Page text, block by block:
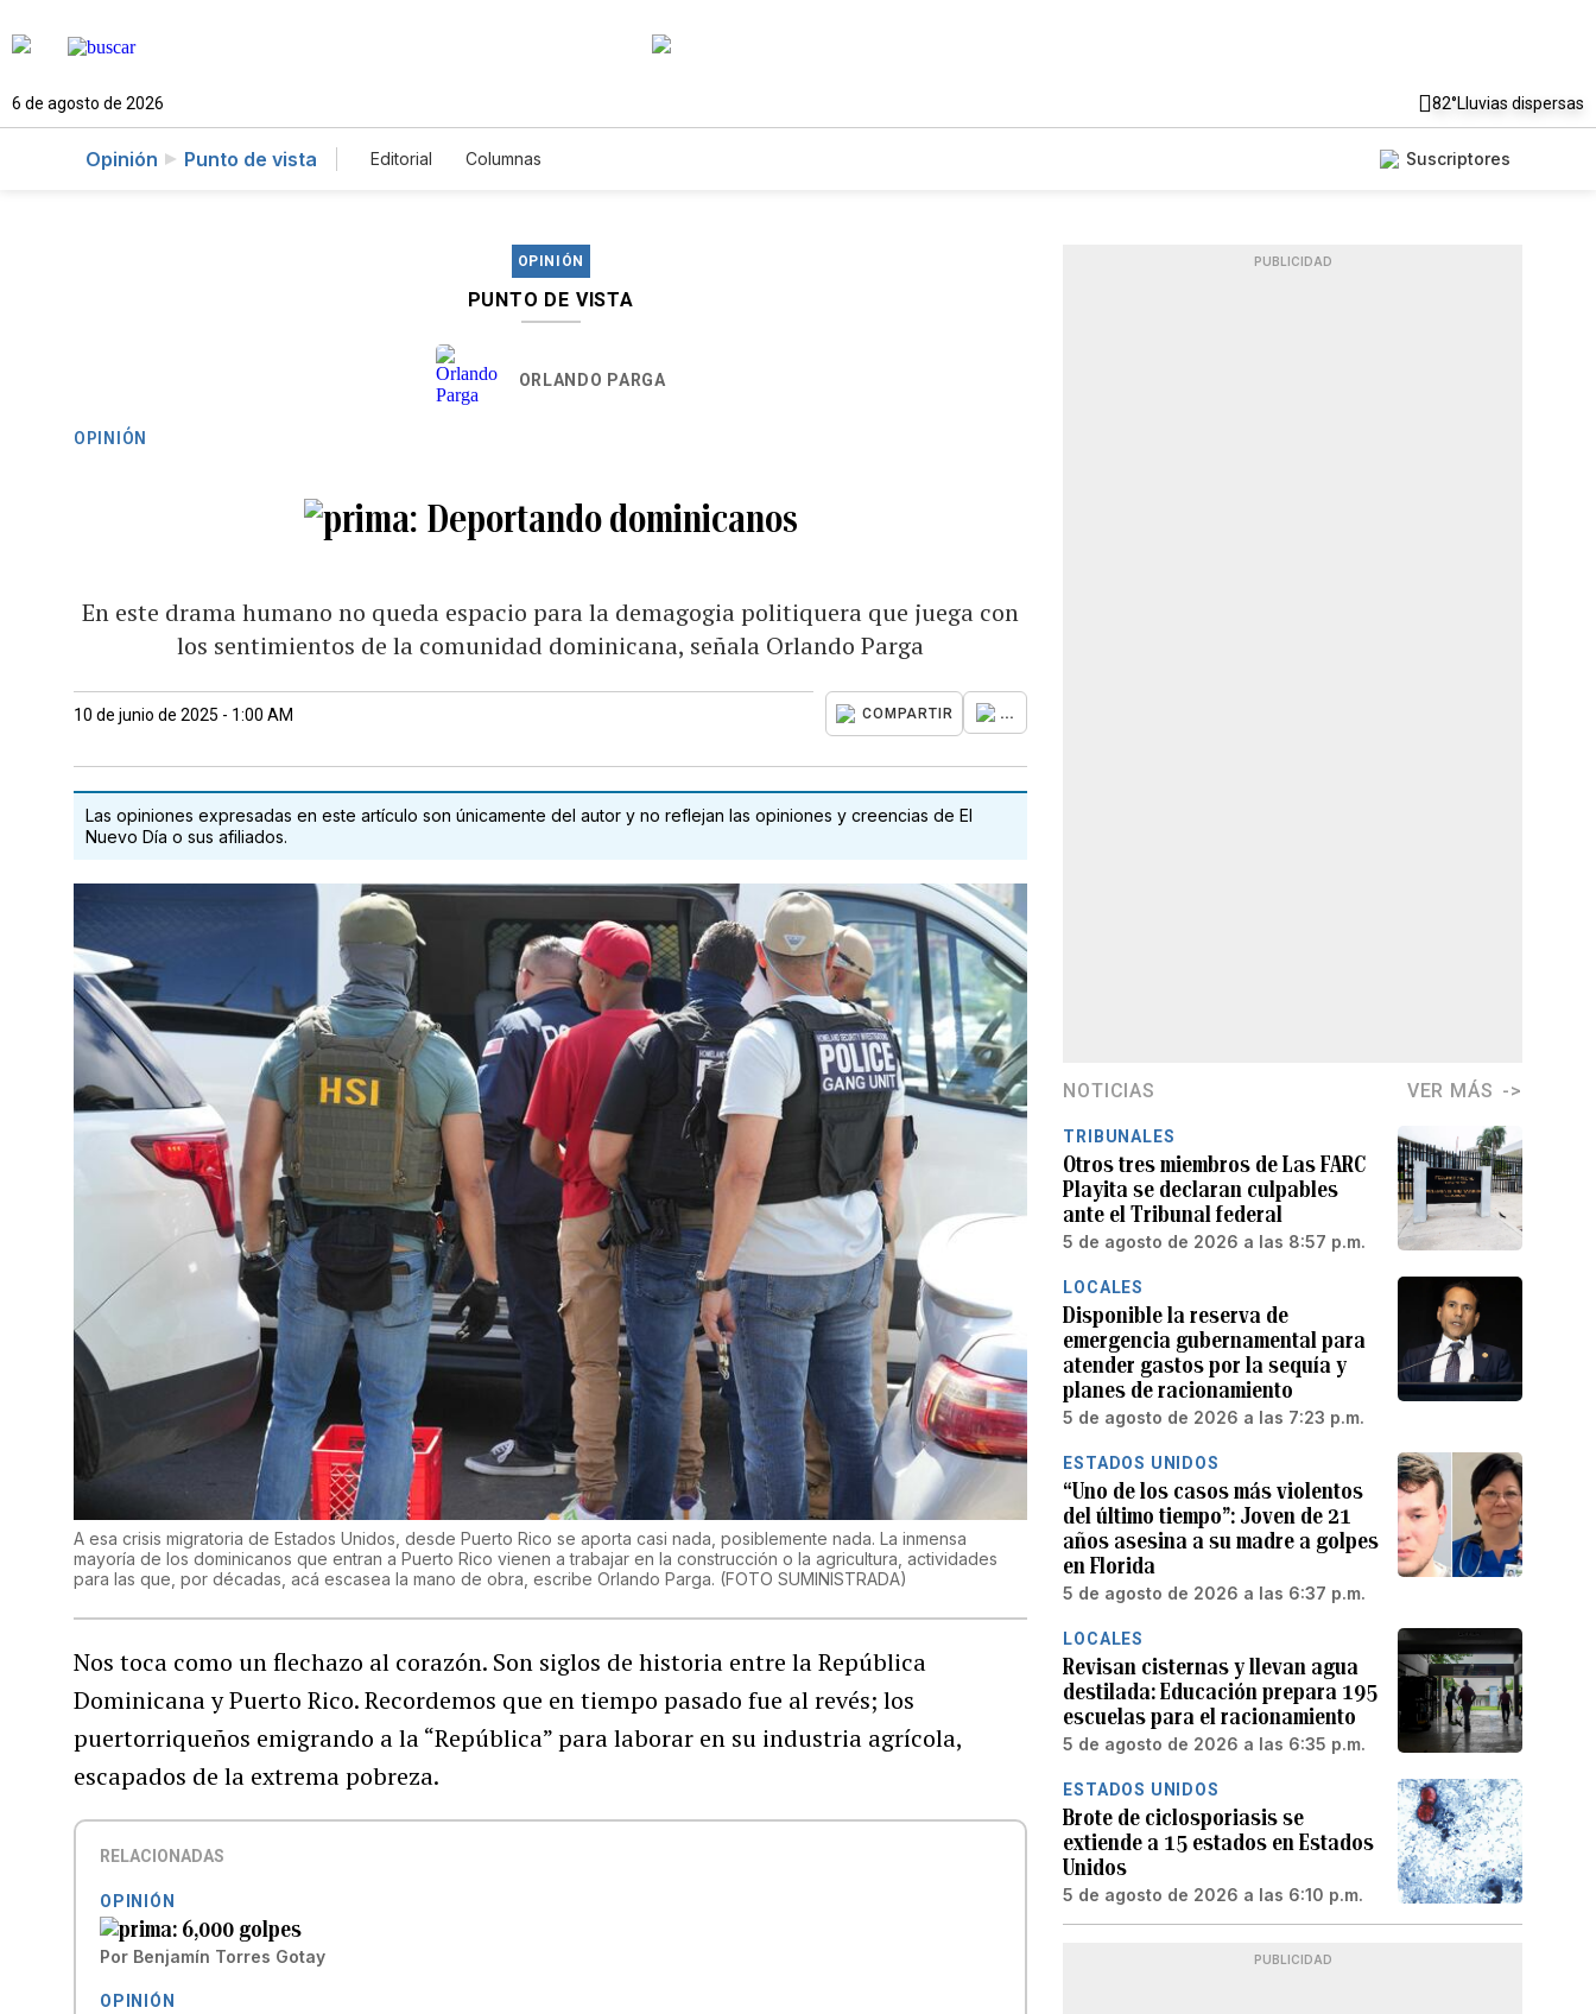
6 de agosto de 2026 82°Lluvias dispersas
Opinión Punto de vista Editorial Columnas Suscriptores
OPINIÓN
PUNTO DE VISTA
ORLANDO PARGA
OPINIÓN
Deportando dominicanos
En este drama humano no queda espacio para la demagogia politiquera que juega con
los sentimientos de la comunidad dominicana, señala Orlando Parga
10 de junio de 2025 - 1:00 AM COMPARTIR ...
Las opiniones expresadas en este artículo son únicamente del autor y no reflejan las opiniones y creencias de El
Nuevo Día o sus afiliados.
A esa crisis migratoria de Estados Unidos, desde Puerto Rico se aporta casi nada, posiblemente nada. La inmensa
mayoría de los dominicanos que entran a Puerto Rico vienen a trabajar en la construcción o la agricultura, actividades
para las que, por décadas, acá escasea la mano de obra, escribe Orlando Parga. (FOTO SUMINISTRADA)
Nos toca como un flechazo al corazón. Son siglos de historia entre la República
Dominicana y Puerto Rico. Recordemos que en tiempo pasado fue al revés; los
puertorriqueños emigrando a la “República” para laborar en su industria agrícola,
escapados de la extrema pobreza.
RELACIONADAS
OPINIÓN
6,000 golpes
Por Benjamín Torres Gotay
OPINIÓN
PUBLICIDAD
NOTICIAS VER MÁS
TRIBUNALES
Otros tres miembros de Las FARC
Playita se declaran culpables
ante el Tribunal federal
5 de agosto de 2026 a las 8:57 p.m.
LOCALES
Disponible la reserva de
emergencia gubernamental para
atender gastos por la sequía y
planes de racionamiento
5 de agosto de 2026 a las 7:23 p.m.
ESTADOS UNIDOS
“Uno de los casos más violentos
del último tiempo”: Joven de 21
años asesina a su madre a golpes
en Florida
5 de agosto de 2026 a las 6:37 p.m.
LOCALES
Revisan cisternas y llevan agua
destilada: Educación prepara 195
escuelas para el racionamiento
5 de agosto de 2026 a las 6:35 p.m.
ESTADOS UNIDOS
Brote de ciclosporiasis se
extiende a 15 estados en Estados
Unidos
5 de agosto de 2026 a las 6:10 p.m.
PUBLICIDAD